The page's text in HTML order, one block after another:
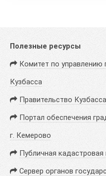
Полезные ресурсы
Комитет по
Кузбасса
Правительство Кузбасса
Портал обеспечения
г. Кемерово
Публичная кадастровая
Сервер органов